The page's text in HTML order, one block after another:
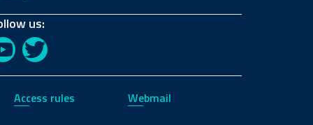
us:
YouTubeTwitter
Access rules Webmail